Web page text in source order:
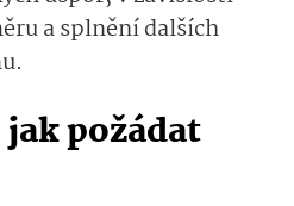
a splnění dalších
požádat